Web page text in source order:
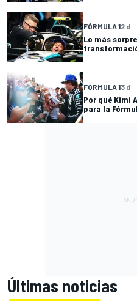
FÓRMULA 12 d
Lo más
FÓRMULA 13 d
Por qué Kimi
para la
Últimas noticias